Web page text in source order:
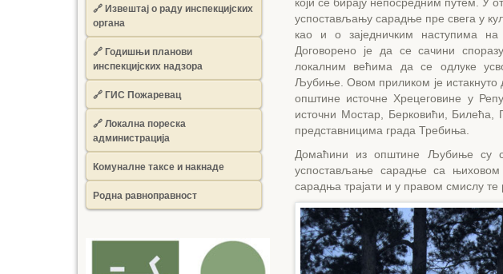
🔗Извештај о раду инспекцијских
органа
🔗Годишњи планови
инспекцијских надзора
🔗 ГИС Пожаревац
🔗 Локална пореска
администрација
Комуналне таксе и накнаде
Родна равноправност
успостављању сарадње пре свега у
као и о заједничким наступима на
Договорено је да се сачини
локалним већима да се одлуке
Љубиње. Овом приликом је истакнуто
општине источне Хрецеговине у
источни Мостар, Берковићи, Билећа,
представницима града Требиња.
Домаћини из општине Љубиње су
успостављање сарадње са
сарадња трајати и у правом смислу те